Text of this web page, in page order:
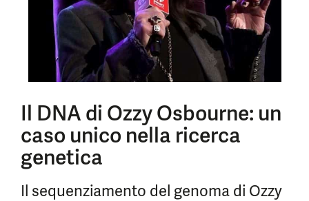
Il DNA di Ozzy Osbourne: un
caso unico nella ricerca
genetica
Il sequenziamento del genoma di Ozzy